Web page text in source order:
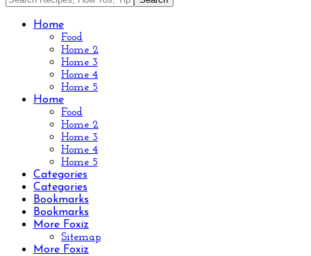
Home
Food
Home 2
Home 3
Home 4
Home 5
Home
Food
Home 2
Home 3
Home 4
Home 5
Categories
Categories
Bookmarks
Bookmarks
More Foxiz
Sitemap
More Foxiz